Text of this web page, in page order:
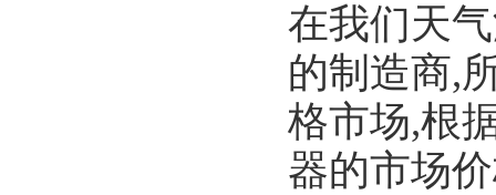
在我们天
的制造商,
格市场,根
器的市场